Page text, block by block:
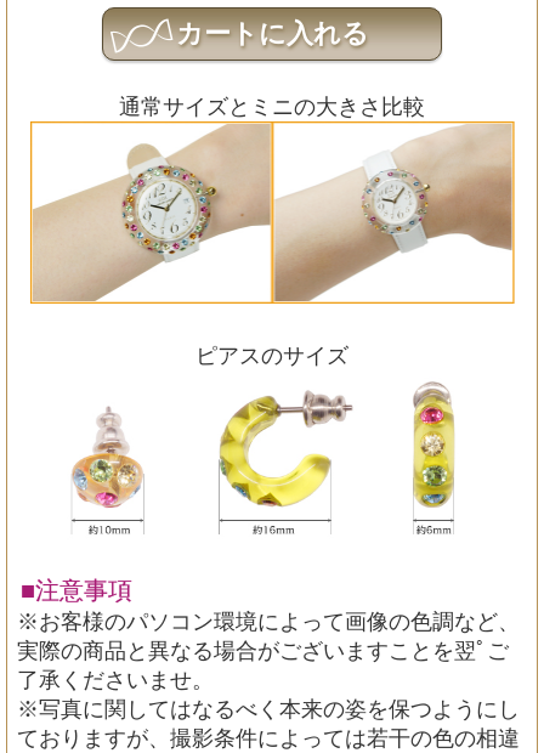
通常サイズとミニの大きさ比較
ピアスのサイズ
■注意事項
※お客様のパソコン環境によって画像の色調など、
実際の商品と異なる場合がございますことを翌ﾟご
了承くださいませ。
※写真に関してはなるべく本来の姿を保つようにし
ておりますが、撮影条件によっては若干の色の相違